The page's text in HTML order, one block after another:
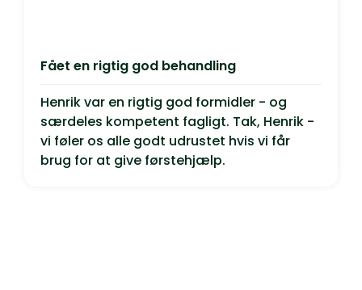
Fået en rigtig god behandling
Henrik var en rigtig god formidler - og
særdeles kompetent fagligt. Tak, Henrik -
vi føler os alle godt udrustet hvis vi får
brug for at give førstehjælp.